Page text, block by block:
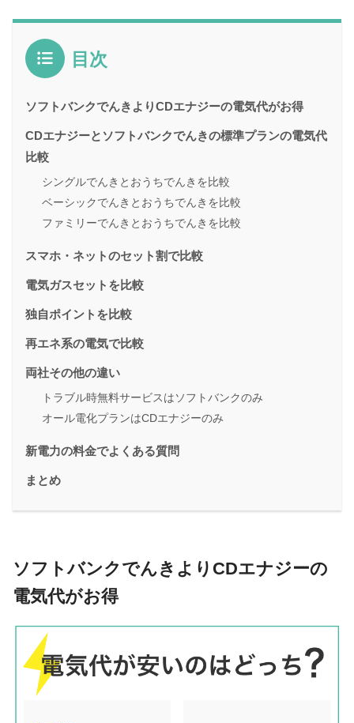
目次
ソフトバンクでんきよりCDエナジーの電気代がお得
CDエナジーとソフトバンクでんきの標準プランの電気代
比較
シングルでんきとおうちでんきを比較
ベーシックでんきとおうちでんきを比較
ファミリーでんきとおうちでんきを比較
スマホ・ネットのセット割で比較
電気ガスセットを比較
独自ポイントを比較
再エネ系の電気で比較
両社その他の違い
トラブル時無料サービスはソフトバンクのみ
オール電化プランはCDエナジーのみ
新電力の料金でよくある質問
まとめ
ソフトバンクでんきよりCDエナジーの
電気代がお得